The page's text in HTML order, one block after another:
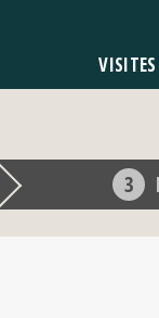
VISITES